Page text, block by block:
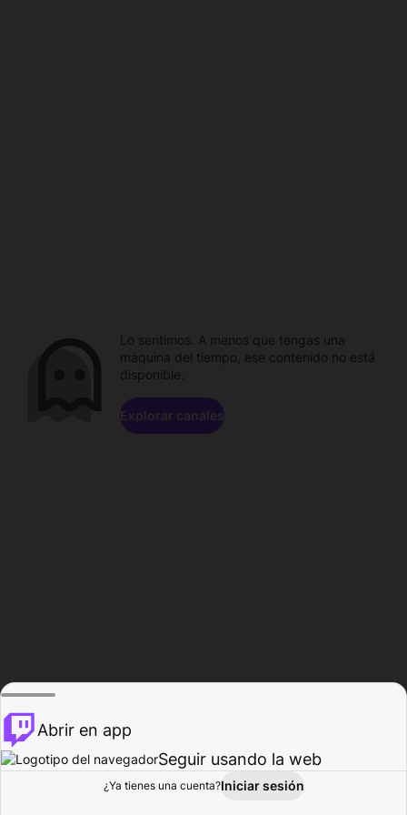
Explorar Actividad
Lo sentimos. A menos que tengas una
máquina del tiempo, ese contenido no está
disponible.
Explorar canales
Abrir en app
Seguir usando la web
¿Ya tienes una cuenta?Iniciar sesión